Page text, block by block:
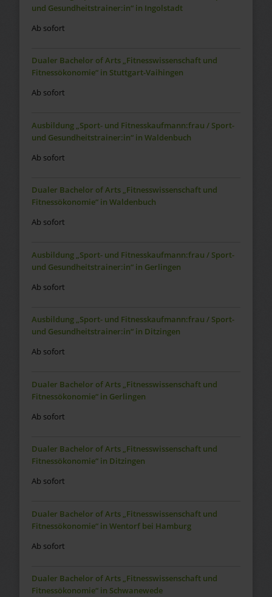
und Gesundheitstrainer:in“ in Ingolstadt
Ab sofort
Dualer Bachelor of Arts „Fitnesswissenschaft und
Fitnessökonomie“ in Stuttgart-Vaihingen
Ab sofort
Ausbildung „Sport- und Fitnesskaufmann:frau / Sport-
und Gesundheitstrainer:in“ in Waldenbuch
Ab sofort
Dualer Bachelor of Arts „Fitnesswissenschaft und
Fitnessökonomie“ in Waldenbuch
Ab sofort
Ausbildung „Sport- und Fitnesskaufmann:frau / Sport-
und Gesundheitstrainer:in“ in Gerlingen
Ab sofort
Ausbildung „Sport- und Fitnesskaufmann:frau / Sport-
und Gesundheitstrainer:in“ in Ditzingen
Ab sofort
Dualer Bachelor of Arts „Fitnesswissenschaft und
Fitnessökonomie“ in Gerlingen
Ab sofort
Dualer Bachelor of Arts „Fitnesswissenschaft und
Fitnessökonomie“ in Ditzingen
Ab sofort
Dualer Bachelor of Arts „Fitnesswissenschaft und
Fitnessökonomie“ in Wentorf bei Hamburg
Ab sofort
Dualer Bachelor of Arts „Fitnesswissenschaft und
Fitnessökonomie“ in Schwanewede